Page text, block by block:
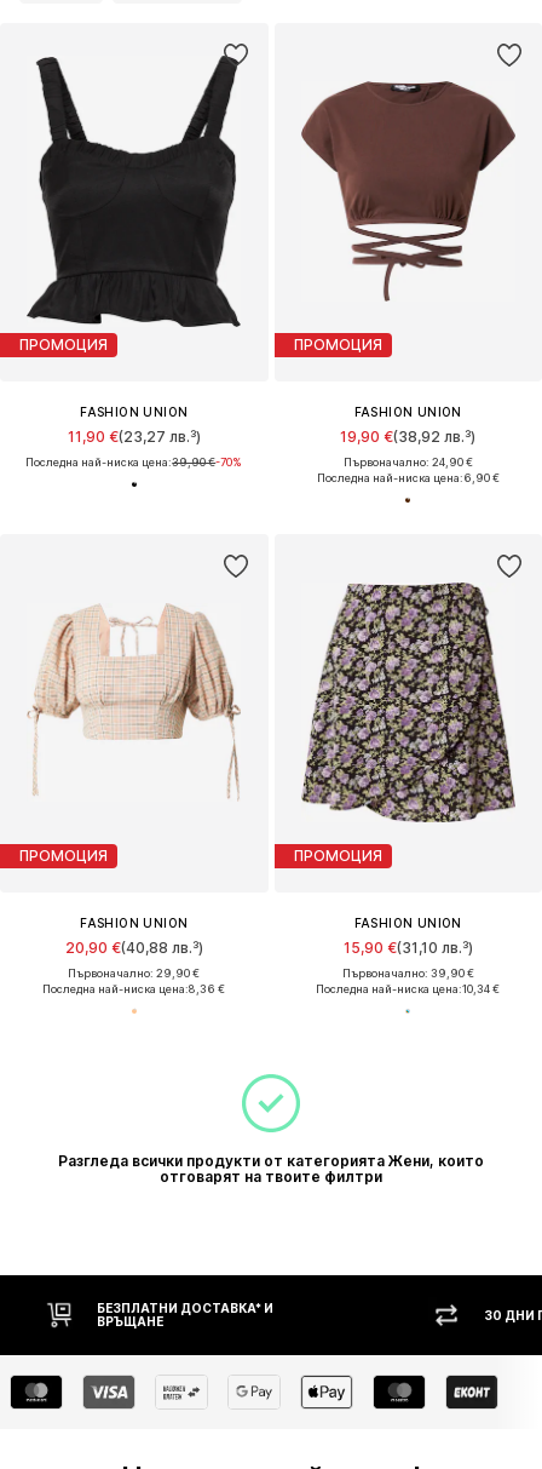
ПРОМОЦИЯ
FASHION UNION
11,90 €(23,27 лв.³)
Последна най-ниска цена:39,90 €-70%
ПРОМОЦИЯ
FASHION UNION
19,90 €(38,92 лв.³)
Първоначално: 24,90 €
Последна най-ниска цена:6,90 €
ПРОМОЦИЯ
FASHION UNION
20,90 €(40,88 лв.³)
Първоначално: 29,90 €
Последна най-ниска цена:8,36 €
ПРОМОЦИЯ
FASHION UNION
15,90 €(31,10 лв.³)
Първоначално: 39,90 €
Последна най-ниска цена:10,34 €
Разгледа всички продукти от категорията Жени, които
отговарят на твоите филтри
БЕЗПЛАТНИ ДОСТАВКА* И
ВРЪЩАНЕ
30 ДНИ